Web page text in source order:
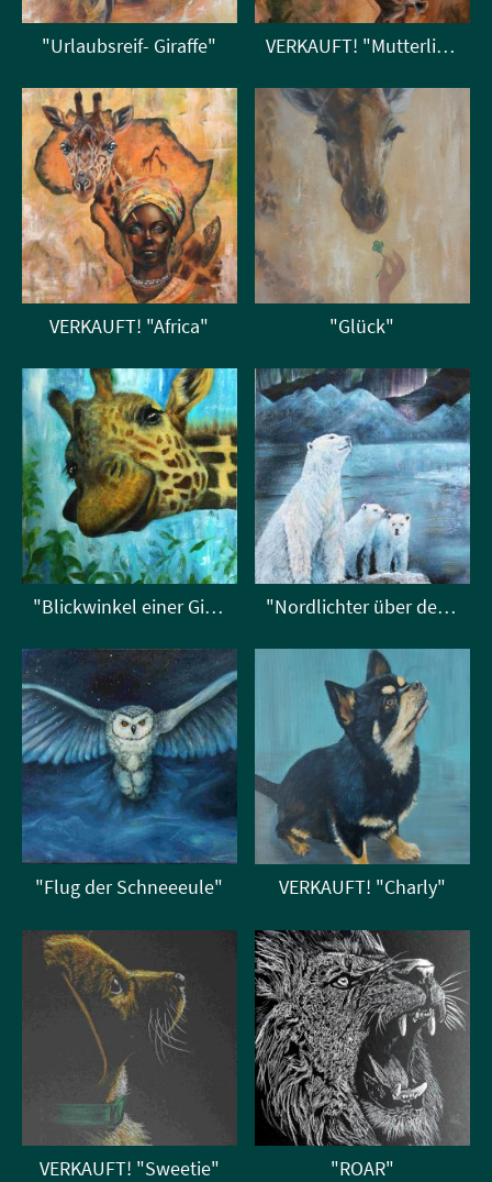
"Urlaubsreif- Giraffe" VERKAUFT! "Mutterliebe"
VERKAUFT! "Africa" "Glück"
"Blickwinkel einer Giraffe" "Nordlichter über dem Eis"
"Flug der Schneeeule" VERKAUFT! "Charly"
VERKAUFT! "Sweetie" "ROAR"